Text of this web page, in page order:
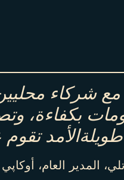
مع شركاء
بكفاءة،
طويلةالأمد
المدير العام،